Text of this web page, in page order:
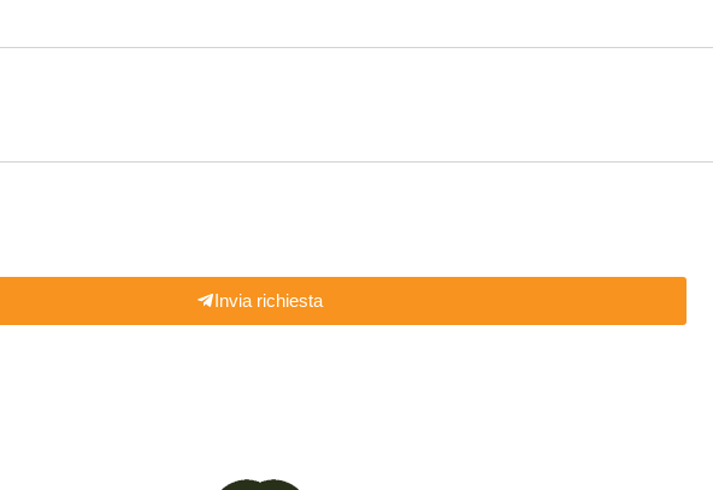
Invia richiesta